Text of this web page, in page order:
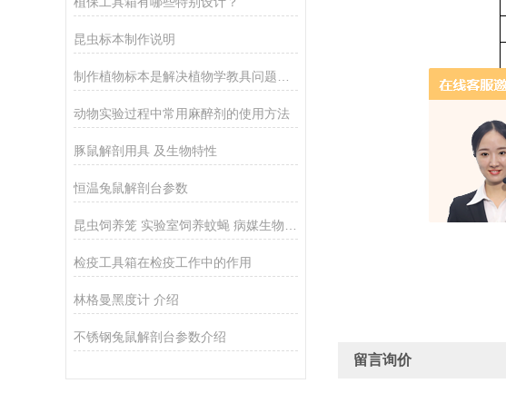
昆虫标本制作说明
动物实验过程中常用麻醉剂的使用方法
豚鼠解剖用具 及生物特性
恒温兔鼠解剖台参数
检疫工具箱在检疫工作中的作用
林格曼黑度计 介绍
不锈钢兔鼠解剖台参数介绍
留言询价